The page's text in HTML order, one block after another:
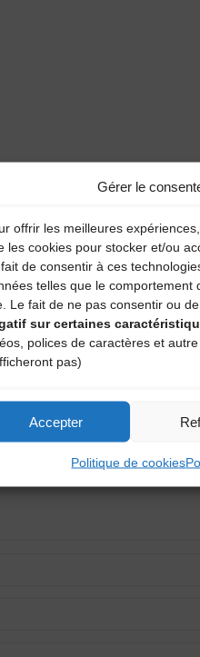
Gérer le
offrir les meilleures
les cookies pour stocker et/ou
de consentir à ces
telles que le comportement
Le fait de ne pas consentir ou
sur certaines
polices de caractères et
pas)
Accepter
Politique de cookies
obligatoires sont indiqués